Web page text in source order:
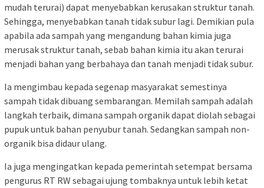
mudah terurai) dapat menyebabkan kerusakan struktur tanah.
Sehingga, menyebabkan tanah tidak subur lagi. Demikian pula
apabila ada sampah yang mengandung bahan kimia juga
merusak struktur tanah, sebab bahan kimia itu akan terurai
menjadi bahan yang berbahaya dan tanah menjadi tidak subur.
Ia mengimbau kepada segenap masyarakat semestinya
sampah tidak dibuang sembarangan. Memilah sampah adalah
langkah terbaik, dimana sampah organik dapat diolah sebagai
pupuk untuk bahan penyubur tanah. Sedangkan sampah non-
organik bisa didaur ulang.
Ia juga mengingatkan kepada pemerintah setempat bersama
pengurus RT RW sebagai ujung tombaknya untuk lebih ketat